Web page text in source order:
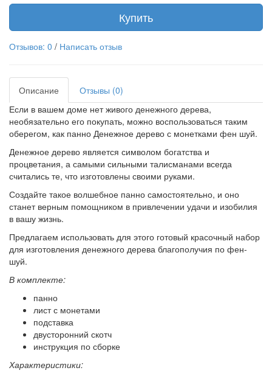
Купить
Отзывов: 0 / Написать отзыв
Описание
Отзывы (0)
Если в вашем доме нет живого денежного дерева,
необязательно его покупать, можно воспользоваться таким
оберегом, как панно Денежное дерево с монетками фен шуй.
Денежное дерево является символом богатства и
процветания, а самыми сильными талисманами всегда
считались те, что изготовлены своими руками.
Создайте такое волшебное панно самостоятельно, и оно
станет верным помощником в привлечении удачи и изобилия
в вашу жизнь.
Предлагаем использовать для этого готовый красочный набор
для изготовления денежного дерева благополучия по фен-
шуй.
В комплекте:
панно
лист с монетами
подставка
двусторонний скотч
инструкция по сборке
Характеристики: